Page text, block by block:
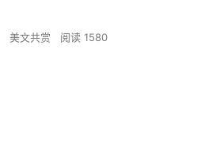
美文共赏 阅读 1580